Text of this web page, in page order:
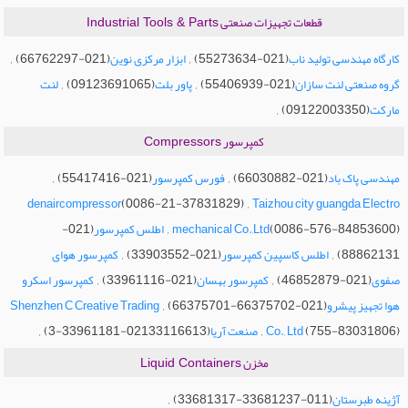
ماشین آلات قالیشوییقطعات تجهیزات صنعتیIndustrial Tools & Parts
کارگاه مهندسی تولید ناب(021-55273634) , ابزار مرکزی نوین(021-66762297) ,
گروه صنعتی لنت سازان(021-55406939) , پاور بلت(09123691065) ,
لنت
مارکت(09122003350) ,
کمپرسورCompressors
مهندسی پاک باد(021-66030882) , فورس کمپرسور(021-55417416) ,
denaircompressor(0086-21-37831829) ,Taizhou city guangda Electro
mechanical Co.,Ltd(0086-576-84853600) , اطلس کمپرسور
(021-
88862131) , اطلس کاسپین کمپرسور(021-33903552) ,
کمپرسور هوای
صفوی(021-46852879) , کمپرسور بهسان(021-33961116) ,
کمپرسور اسکرو
هوا تجهیز پیشرو(021-66375702-66375701) ,
Shenzhen C Creative Trading
Co., Ltd(755-83031806) , صنعت آریا(02133116613-33961181-3) ,
مخزنLiquid Containers
آژینه طبرستان(011-33681237-33681317) ,